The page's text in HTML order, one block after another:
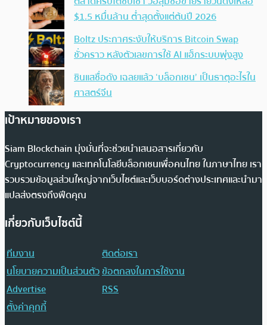
$1.5 หมื่นล้าน ต่ำสุดตั้งแต่ต้นปี 2026
Boltz ประกาศระงับให้บริการ Bitcoin Swap
ชั่วคราว หลังตัวเลขการใช้ AI แฮ็กระบบพุ่งสูง
ซินแสชื่อดัง เฉลยแล้ว ‘บล็อกเชน’ เป็นธาตุอะไรใน
ศาสตร์จีน
เป้าหมายของเรา
Siam Blockchain มุ่งมั่นที่จะช่วยนำเสนอสารเกี่ยวกับ
Cryptocurrency และเทคโนโลยีบล็อกเชนเพื่อคนไทย ในภาษาไทย เรา
รวบรวมข้อมูลส่วนใหญ่จากเว็บไซต์และเว็บบอร์ดต่างประเทศและนำมา
แปลส่งตรงถึงฟีดคุณ
เกี่ยวกับเว็บไซต์นี้
ทีมงาน
ติดต่อเรา
นโยบายความเป็นส่วนตัวข้อตกลงในการใช้งาน
Advertise
RSS
ตั้งค่าคุกกี้